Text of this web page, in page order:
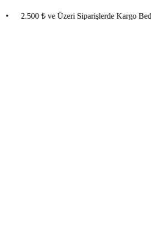
2.500 ₺ ve Üzeri Siparişlerde Kargo Bedava